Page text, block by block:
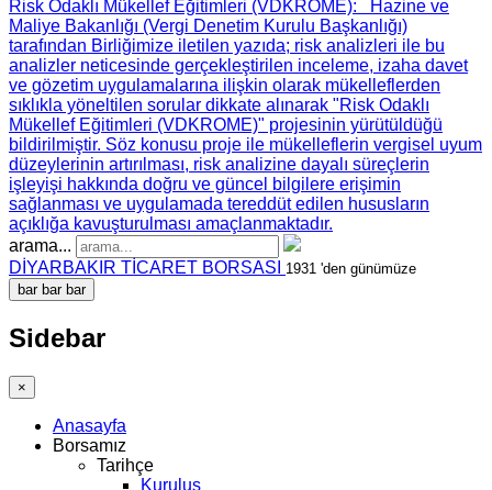
Risk Odaklı Mükellef Eğitimleri (VDKROME): Hazine ve
Maliye Bakanlığı (Vergi Denetim Kurulu Başkanlığı)
tarafından Birliğimize iletilen yazıda; risk analizleri ile bu
analizler neticesinde gerçekleştirilen inceleme, izaha davet
ve gözetim uygulamalarına ilişkin olarak mükelleflerden
sıklıkla yöneltilen sorular dikkate alınarak "Risk Odaklı
Mükellef Eğitimleri (VDKROME)" projesinin yürütüldüğü
bildirilmiştir. Söz konusu proje ile mükelleflerin vergisel uyum
düzeylerinin artırılması, risk analizine dayalı süreçlerin
işleyişi hakkında doğru ve güncel bilgilere erişimin
sağlanması ve uygulamada tereddüt edilen hususların
açıklığa kavuşturulması amaçlanmaktadır.
arama...
DİYARBAKIR TİCARET BORSASI
1931 'den günümüze
bar bar bar
Sidebar
×
Anasayfa
Borsamız
Tarihçe
Kuruluş